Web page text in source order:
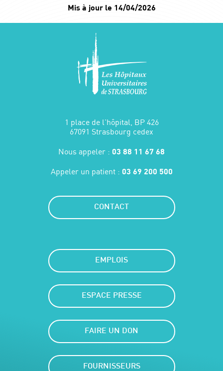
Mis à jour le 14/04/2026
1 place de l'hôpital, BP 426
67091 Strasbourg cedex
Nous appeler : 03 88 11 67 68
Appeler un patient : 03 69 200 500
CONTACT
EMPLOIS
ESPACE PRESSE
FAIRE UN DON
FOURNISSEURS